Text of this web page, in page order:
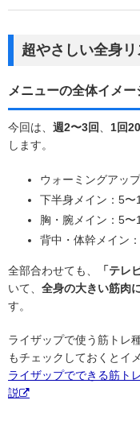
超やさしい全身
メニューの全体イメー
今回は、 週2〜3回 1回
します。
ウォーミングアッ
下半身メイン：5〜
胸・腕メイン：5〜
背中・体幹メイン
全部合わせても、 「テレ
いて、 全身の大きい筋肉
す。
ライザップで使う筋トレ
もチェックしておくとイ
ライザップでできる筋ト
説